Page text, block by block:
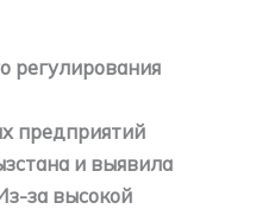
регулирования
предприятий
и выявила
за высокой